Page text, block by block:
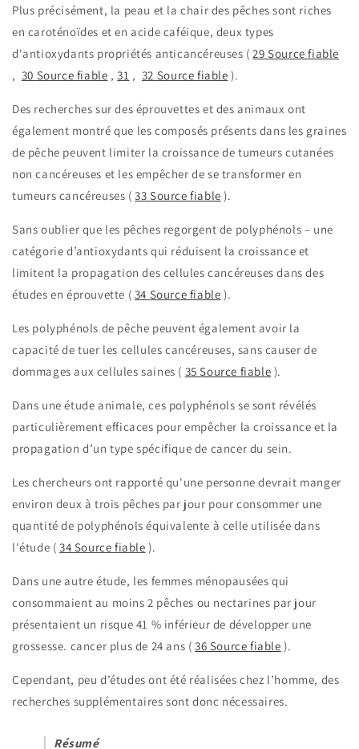
Plus précisément, la peau et la chair des pêches sont riches
en caroténoïdes et en acide caféique, deux types
d'antioxydants propriétés anticancéreuses (29Source fiable
, 30 Source fiable , 31 , 32 Source fiable ).
Des recherches sur des éprouvettes et des animaux ont
également montré que les composés présents dans les graines
de pêche peuvent limiter la croissance de tumeurs cutanées
non cancéreuses et les empêcher de se transformer en
tumeurs cancéreuses (33Source fiable ).
Sans oublier que les pêches regorgent de polyphénols – une
catégorie d’antioxydants qui réduisent la croissance et
limitent la propagation des cellules cancéreuses dans des
études en éprouvette ( 34 Source fiable ).
Les polyphénols de pêche peuvent également avoir la
capacité de tuer les cellules cancéreuses, sans causer de
dommages aux cellules saines ( 35Source fiable ).
Dans une étude animale, ces polyphénols se sont révélés
particulièrement efficaces pour empêcher la croissance et la
propagation d’un type spécifique de cancer du sein.
Les chercheurs ont rapporté qu'une personne devrait manger
environ deux à trois pêches par jour pour consommer une
quantité de polyphénols équivalente à celle utilisée dans
l'étude ( 34 Source fiable ).
Dans une autre étude, les femmes ménopausées qui
consommaient au moins 2 pêches ou nectarines par jour
présentaient un risque 41 % inférieur de développer une
grossesse. cancer plus de 24 ans (36 Source fiable ).
Cependant, peu d’études ont été réalisées chez l’homme, des
recherches supplémentaires sont donc nécessaires.
Résumé